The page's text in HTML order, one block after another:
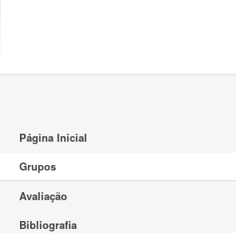
Página Inicial
Grupos
Avaliação
Bibliografia